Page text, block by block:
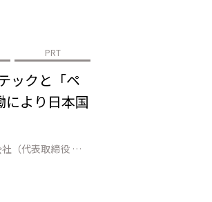
PRT
ックと「ペ
により日本国
株式会社JEPLAN（代表取締役 執行役員社長：髙尾 正樹、以下「JEPLAN」）のグループ会社であるペットリファインテクノロジー株式会社（代表取締役 執行役員社長：伊賀 大悟、以下「ペットリファインテクノロジー」）は、中富良野町（町長：小松田 清）、富良野市（市長：北 猛俊）、南富良野町（町長：髙橋 秀樹）、占冠村（…